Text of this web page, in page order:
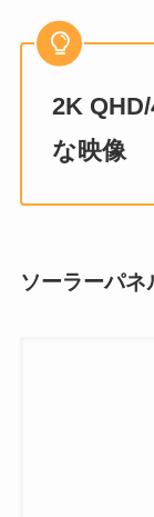
2K
な映像
ソーラーパネ